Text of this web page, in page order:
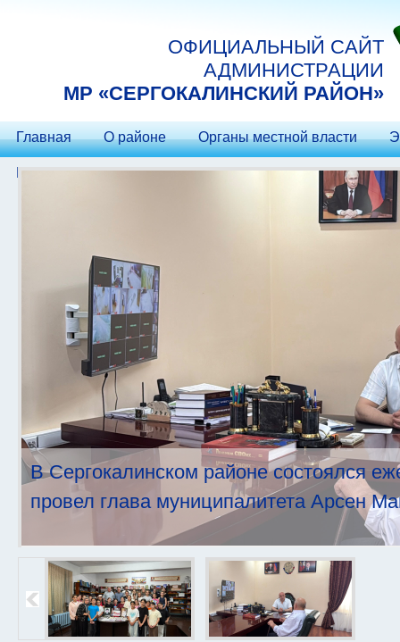
ОФИЦИАЛЬНЫЙ САЙТ
АДМИНИСТРАЦИИ
МP «СЕРГОКАЛИНСКИЙ РАЙОН»
Главная О районе Органы местной власти
Контакты Гостеприимство
В Сергокалинском районе состоялся
провел глава муниципалитета Арсен